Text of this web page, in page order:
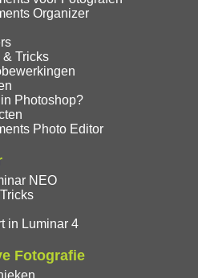
Organizer
Tricks
Photoshop?
Photo Editor
NEO
in Luminar 4
Fotografie